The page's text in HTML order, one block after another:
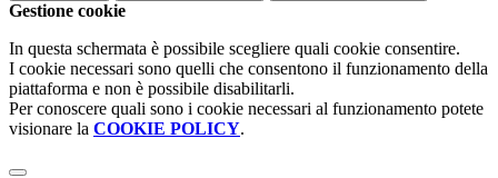
Gestione cookie
In questa schermata è possibile scegliere quali cookie consentire.
I cookie necessari sono quelli che consentono il funzionamento della
piattaforma e non è possibile disabilitarli.
Per conoscere quali sono i cookie necessari al funzionamento potete
visionare la COOKIE POLICY.